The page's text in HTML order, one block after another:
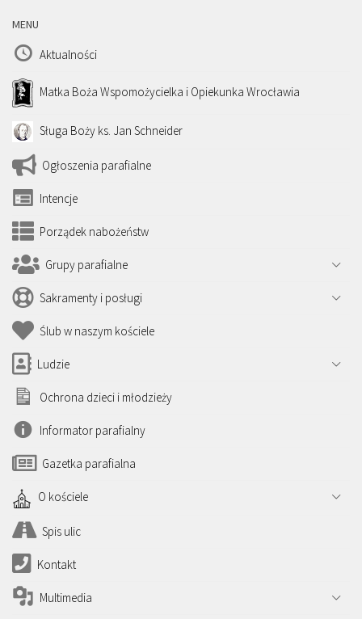
MENU
Aktualności
Matka Boża Wspomożycielka i Opiekunka Wrocławia
Sługa Boży ks. Jan Schneider
Ogłoszenia parafialne
Intencje
Porządek nabożeństw
Grupy parafialne
Sakramenty i posługi
Ślub w naszym kościele
Ludzie
Ochrona dzieci i młodzieży
Informator parafialny
Gazetka parafialna
O kościele
Spis ulic
Kontakt
Multimedia